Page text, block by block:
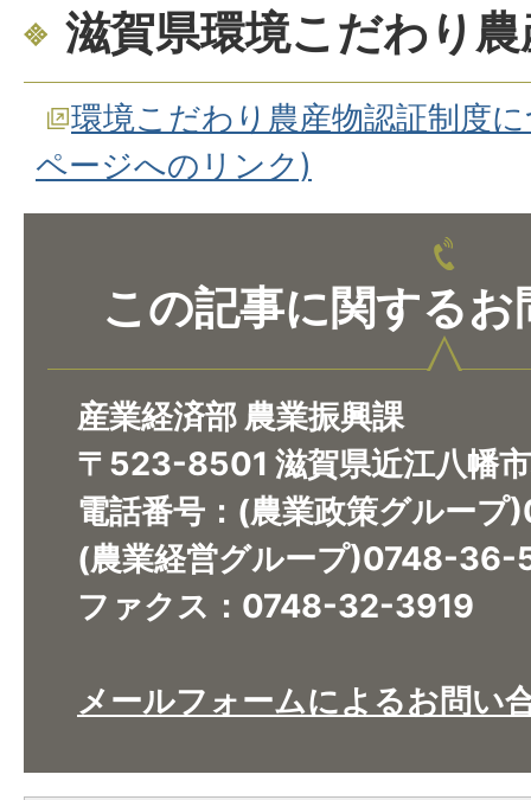
滋賀県環境こだわり
環境こだわり農産物認証制度
ページへのリンク)
この記事に関するお
産業経済部 農業振興課
〒523-8501 滋賀県近江八幡
電話番号：(農業政策グルー
(農業経営グループ)0748-36-
ファクス：0748-32-3919​​​​​​​
メールフォームによるお問い